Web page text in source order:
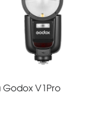
V1Pro